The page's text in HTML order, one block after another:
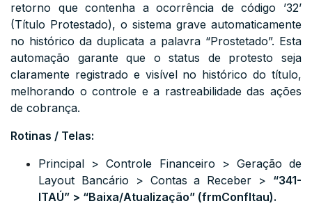
retorno que contenha a ocorrência de código ’32’
(Título Protestado), o sistema grave automaticamente
no histórico da duplicata a palavra “Prostetado”. Esta
automação garante que o status de protesto seja
claramente registrado e visível no histórico do título,
melhorando o controle e a rastreabilidade das ações
de cobrança.
Rotinas / Telas:
Principal > Controle Financeiro > Geração de
Layout Bancário > Contas a Receber > “341-
ITAÚ” > “Baixa/Atualização” (frmConfItau).